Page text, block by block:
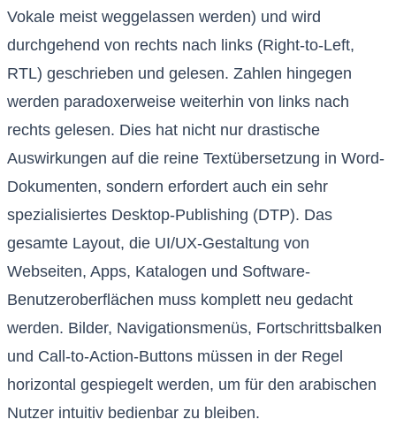
Vokale meist weggelassen werden) und wird
durchgehend von rechts nach links (Right-to-Left,
RTL) geschrieben und gelesen. Zahlen hingegen
werden paradoxerweise weiterhin von links nach
rechts gelesen. Dies hat nicht nur drastische
Auswirkungen auf die reine Textübersetzung in Word-
Dokumenten, sondern erfordert auch ein sehr
spezialisiertes Desktop-Publishing (DTP). Das
gesamte Layout, die UI/UX-Gestaltung von
Webseiten, Apps, Katalogen und Software-
Benutzeroberflächen muss komplett neu gedacht
werden. Bilder, Navigationsmenüs, Fortschrittsbalken
und Call-to-Action-Buttons müssen in der Regel
horizontal gespiegelt werden, um für den arabischen
Nutzer intuitiv bedienbar zu bleiben.